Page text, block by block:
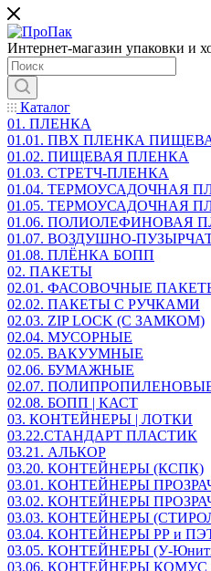
Интернет-магазин упаковки и
Каталог
01. ПЛЕНКА
01.01. ПВХ ПЛЕНКА
01.02. ПИЩЕВАЯ ПЛЕНКА
01.03. СТРЕТЧ-ПЛЕНКА
01.04. ТЕРМОУСАДОЧНАЯ
01.05. ТЕРМОУСАДОЧНАЯ
01.06. ПОЛИОЛЕФИНОВАЯ
01.07. ВОЗДУШНО-
01.08. ПЛЁНКА БОПП
02. ПАКЕТЫ
02.01. ФАСОВОЧНЫЕ
02.02. ПАКЕТЫ С РУЧКАМИ
02.03. ZIP LOСK (С ЗАМКОМ)
02.04. МУСОРНЫЕ
02.05. ВАКУУМНЫЕ
02.06. БУМАЖНЫЕ
02.07.
02.08. БОПП | КАСТ
03. КОНТЕЙНЕРЫ | ЛОТКИ
03.22.СТАНДАРТ ПЛАСТИК
03.21. АЛЬКОР
03.20. КОНТЕЙНЕРЫ (КСПК)
03.01. КОНТЕЙНЕРЫ
03.02. КОНТЕЙНЕРЫ
03.03. КОНТЕЙНЕРЫ
03.04. КОНТЕЙНЕРЫ РР и
03.05. КОНТЕЙНЕРЫ (У-
03.06. КОНТЕЙНЕРЫ КОМУС